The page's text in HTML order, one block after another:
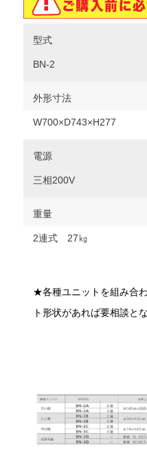
型式
BN-2
外形寸法
W700×D743×H277
電源
三相200V
重量
2連式 27㎏
★各種ユニットを組み合
ト形状があれば要相談と